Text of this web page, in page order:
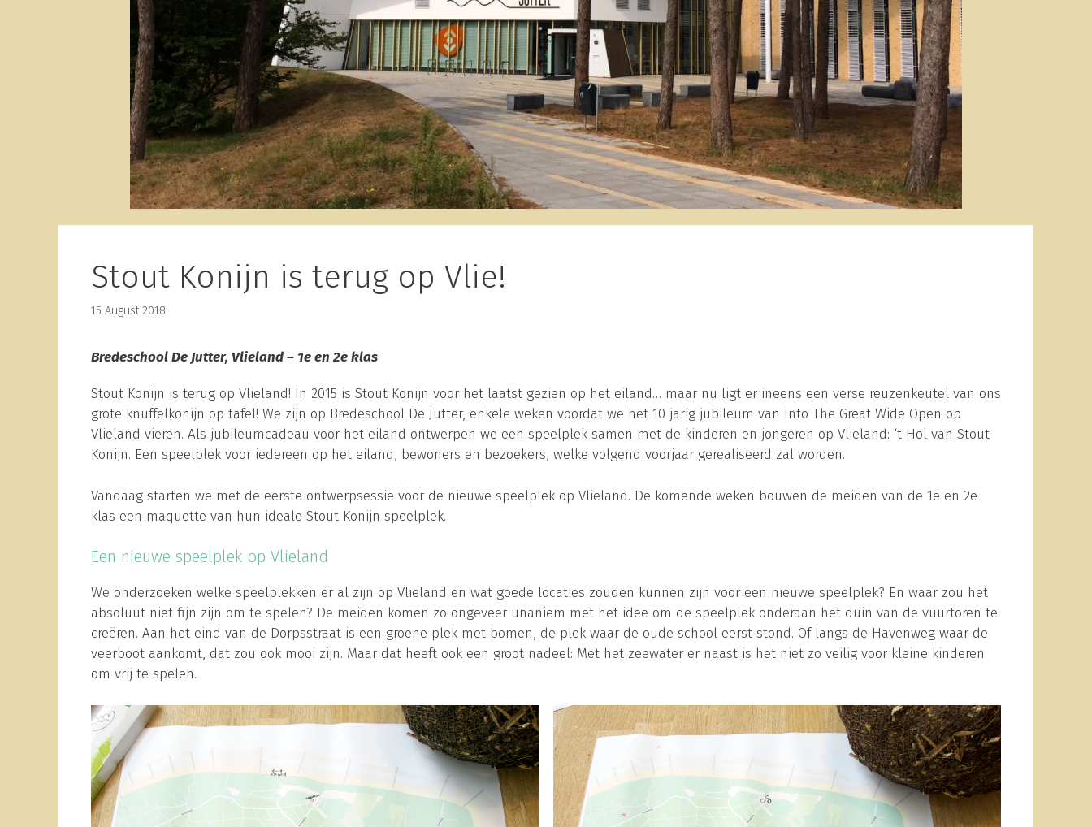
Stout Konijn is terug op Vlie!
15 August 2018
Bredeschool De Jutter, Vlieland – 1e en 2e klas
Stout Konijn is terug op Vlieland! In 2015 is Stout Konijn voor het laatst gezien op het eiland… maar nu ligt er ineens een verse reuzenkeutel van ons
grote knuffelkonijn op tafel! We zijn op Bredeschool De Jutter, enkele weken voordat we het 10 jarig jubileum van Into The Great Wide Open op
Vlieland vieren. Als jubileumcadeau voor het eiland ontwerpen we een speelplek samen met de kinderen en jongeren op Vlieland: ‘t Hol van Stout
Konijn. Een speelplek voor iedereen op het eiland, bewoners en bezoekers, welke volgend voorjaar gerealiseerd zal worden.
Vandaag starten we met de eerste ontwerpsessie voor de nieuwe speelplek op Vlieland. De komende weken bouwen de meiden van de 1e en 2e
klas een maquette van hun ideale Stout Konijn speelplek.
Een nieuwe speelplek op Vlieland
We onderzoeken welke speelplekken er al zijn op Vlieland en wat goede locaties zouden kunnen zijn voor een nieuwe speelplek? En waar zou het
absoluut niet fijn zijn om te spelen? De meiden komen zo ongeveer unaniem met het idee om de speelplek onderaan het duin van de vuurtoren te
creëren. Aan het eind van de Dorpsstraat is een groene plek met bomen, de plek waar de oude school eerst stond. Of langs de Havenweg waar de
veerboot aankomt, dat zou ook mooi zijn. Maar dat heeft ook een groot nadeel: Met het zeewater er naast is het niet zo veilig voor kleine kinderen
om vrij te spelen.